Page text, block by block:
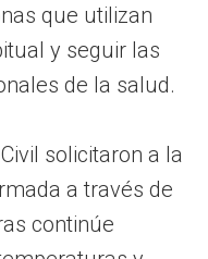
que utilizan
y seguir las
de la salud.
solicitaron a la
a través de
continúe